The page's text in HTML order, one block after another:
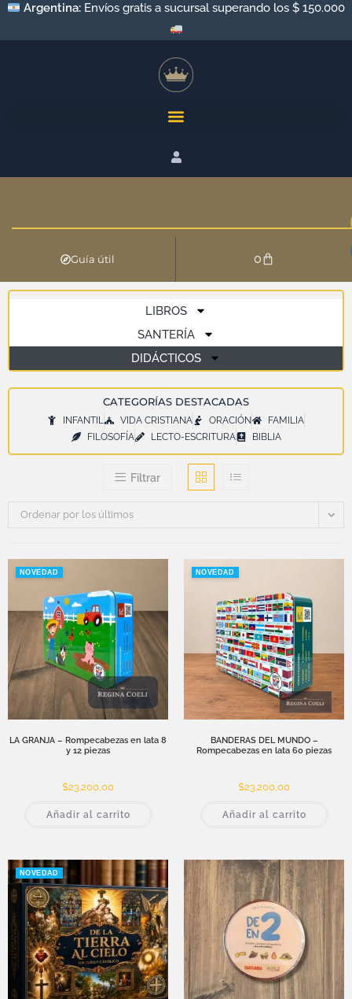
Argentina:Envíos a todo el país por Andreani y Correo
Argentino
Guía útil 0
LIBROS
SANTERÍA
DIDÁCTICOS
CATEGORÍAS DESTACADAS
INFANTIL VIDA CRISTIANA ORACIÓN
FAMILIA
FILOSOFÍA
LECTO-ESCRITURA BIBLIA
Filtrar
Ordenar por los últimos
NOVEDAD
LA GRANJA – Rompecabezas en lata 8
y 12 piezas
$23.200,00
Añadir al carrito
NOVEDAD
BANDERAS DEL MUNDO –
Rompecabezas en lata 60 piezas
$23.200,00
Añadir al carrito
NOVEDAD